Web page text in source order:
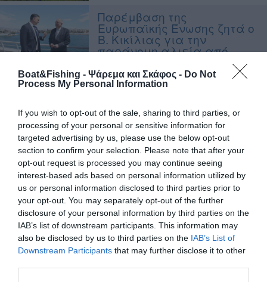
Boat&Fishing - Ψάρεμα και Σκάφος - Do Not
Process My Personal Information
If you wish to opt-out of the sale, sharing to third parties, or
processing of your personal or sensitive information for
targeted advertising by us, please use the below opt-out
section to confirm your selection. Please note that after your
opt-out request is processed you may continue seeing
interest-based ads based on personal information utilized by
us or personal information disclosed to third parties prior to
your opt-out. You may separately opt-out of the further
disclosure of your personal information by third parties on the
IAB’s list of downstream participants. This information may
also be disclosed by us to third parties on the IAB’s List of
Downstream Participants that may further disclose it to other
Παρέμβαση της
Ευρωπαϊκής Ένωσης ζητά ο
Β. Κικίλιας για την
παράνομη αλιεία από
4η Ψαρευτική Συνάντηση
Πόσα μέτρα από την ακτή
επιτρέπονται jet-ski και
σκάφη
Ημιβύθιση θαλαμηγού στο
Καστελόριζο, έξι
διασωθέντες
Εκλάπη φουσκωτό σκάφος
του Ναυτικού Ομίλου